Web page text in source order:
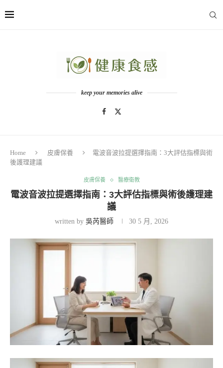
keep your memories alive
Home 皮膚保養
電波音波拉提選擇指南：3大評估指標與術
後護理建議
皮膚保養 醫療衛教
電波音波拉提選擇指南：3大評估指標與術後護理建
議
written by 吳芮醫師 30 5 月, 2026